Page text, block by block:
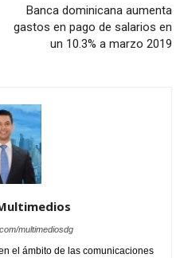
Banca dominicana aumenta
gastos en pago de salarios en
un 10.3% a marzo 2019
multimediosdg
el ámbito de las comunicaciones